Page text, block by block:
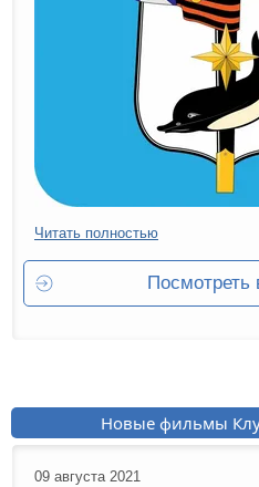
Читать полностью
Посмотреть
Новые фильмы
09 августа 2021